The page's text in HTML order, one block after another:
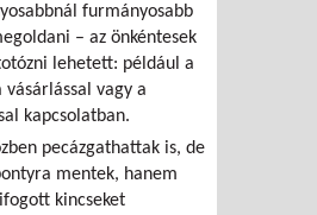
furmányosabb
– az önkéntesek
lehetett: például a
vásárlással vagy a
kapcsolatban.
pecázgathattak is, de
mentek, hanem
kincseket